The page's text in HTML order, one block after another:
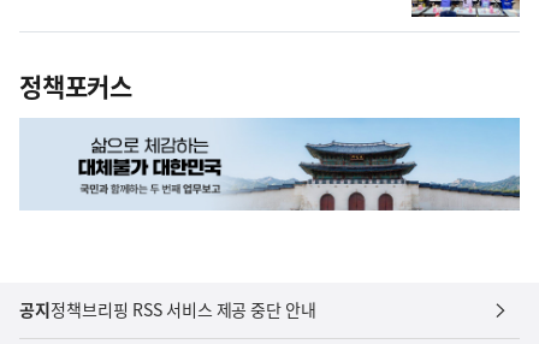
정책포커스
공지정책브리핑 RSS 서비스 제공 중단 안내